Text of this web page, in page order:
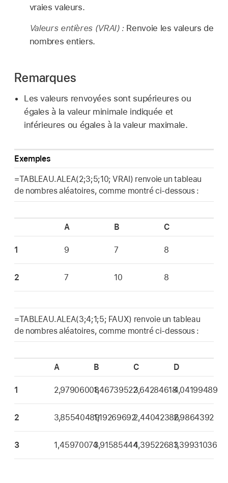
vraies valeurs.
Valeurs entières (VRAI): Renvoie les valeurs de
nombres entiers.
Remarques
Les valeurs renvoyées sont supérieures ou
égales à la valeur minimale indiquée et
inférieures ou égales à la valeur maximale.
Exemples
=TABLEAU.ALEA(2;3;5;10; VRAI) renvoie un tableau
de nombres aléatoires, comme montré ci-dessous :
A B C
1 9 7 8
2 7 10 8
=TABLEAU.ALEA(3;4;1;5; FAUX) renvoie un tableau
de nombres aléatoires, comme montré ci-dessous :
A B C D
1 2,979060081,467395223,642846184,04199489
2 3,855404891,192696922,440423862,9864392
3 1,459700743,915854444,395226831,39931036